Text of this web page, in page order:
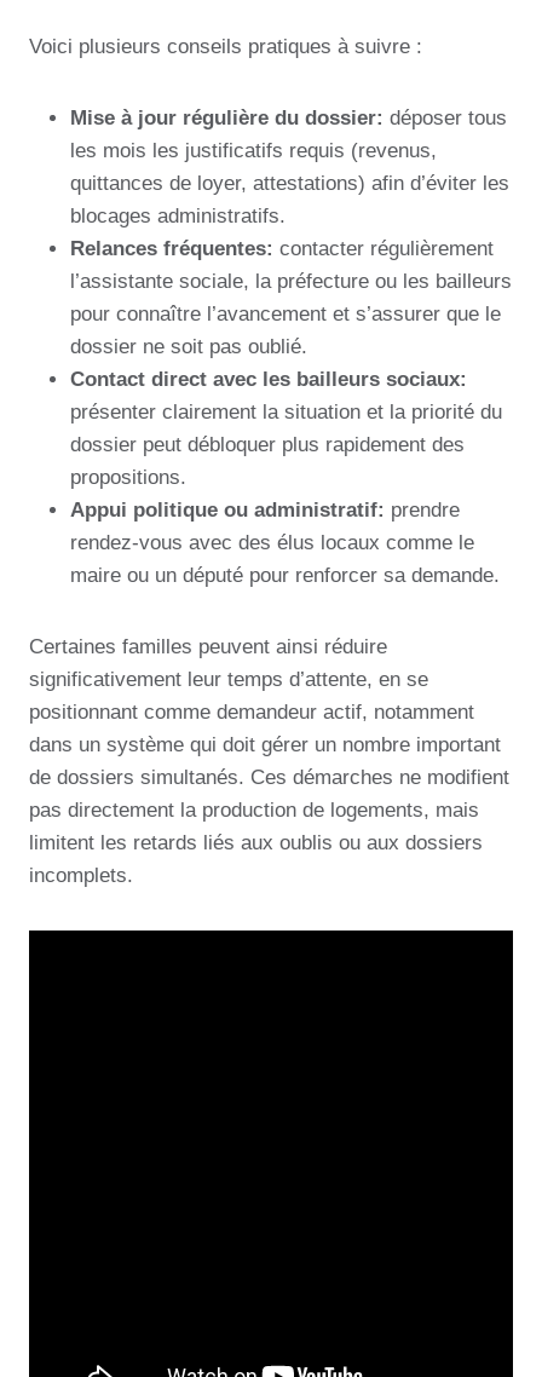
Voici plusieurs conseils pratiques à suivre :
Mise à jour régulière du dossier: déposer tous
les mois les justificatifs requis (revenus,
quittances de loyer, attestations) afin d’éviter les
blocages administratifs.
Relances fréquentes: contacter régulièrement
l’assistante sociale, la préfecture ou les bailleurs
pour connaître l’avancement et s’assurer que le
dossier ne soit pas oublié.
Contact direct avec les bailleurs sociaux:
présenter clairement la situation et la priorité du
dossier peut débloquer plus rapidement des
propositions.
Appui politique ou administratif: prendre
rendez-vous avec des élus locaux comme le
maire ou un député pour renforcer sa demande.
Certaines familles peuvent ainsi réduire
significativement leur temps d’attente, en se
positionnant comme demandeur actif, notamment
dans un système qui doit gérer un nombre important
de dossiers simultanés. Ces démarches ne modifient
pas directement la production de logements, mais
limitent les retards liés aux oublis ou aux dossiers
incomplets.